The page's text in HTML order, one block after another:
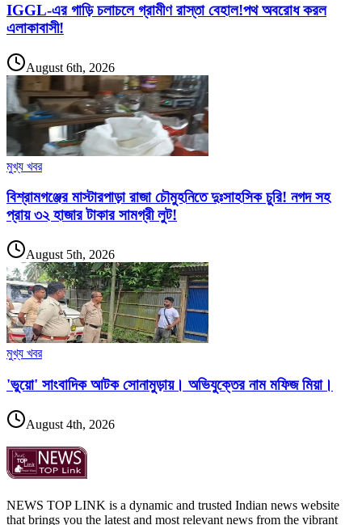
IGGL-এর গাড়ি চলাচলে গ্রামীণ রাস্তা বেহাল!পথ অবরোধ করল
এলাকাবাসী!
August 6th, 2026
মুখ্য খবর
বিশ্রামগঞ্জের মাস্টারপাড়া রাজা চৌমুহনিতে দুঃসাহসিক চুরি! নগদ সহ
প্রায় ৩২ হাজার টাকার সামগ্রী লুট!
August 5th, 2026
মুখ্য খবর
'ভুয়ো' সাংবাদিক আটক সোনামুড়ায়। অভিযুক্তের নাম মফিজ মিয়া।
August 4th, 2026
NEWS TOP LINK is a dynamic and trusted Indian news website
that brings you the latest and most relevant news from the vibrant